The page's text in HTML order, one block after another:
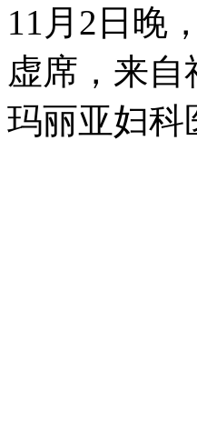
11月2日晚
虚席，来
玛丽亚妇科